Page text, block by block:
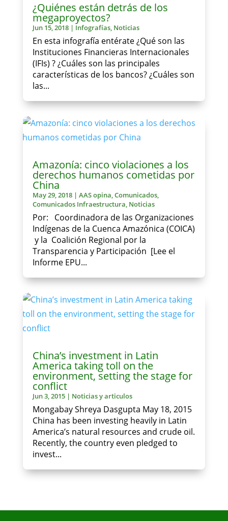
¿Quiénes están detrás de los
megaproyectos?
Jun 15, 2018| Infografías, Noticias
En esta infografía entérate ¿Qué son las
Instituciones Financieras Internacionales
(IFIs) ? ¿Cuáles son las principales
características de los bancos? ¿Cuáles son
las...
Amazonía: cinco violaciones a los
derechos humanos cometidas por
China
May 29, 2018| AAS opina,Comunicados,
Comunicados Infraestructura, Noticias
Por: Coordinadora de las Organizaciones
Indígenas de la Cuenca Amazónica (COICA)
y la Coalición Regional por la
Transparencia y Participación [Lee el
Informe EPU...
China’s investment in Latin
America taking toll on the
environment, setting the stage for
conflict
Jun 3, 2015| Noticias y articulos
Mongabay Shreya Dasgupta May 18, 2015
China has been investing heavily in Latin
America’s natural resources and crude oil.
Recently, the country even pledged to
invest...